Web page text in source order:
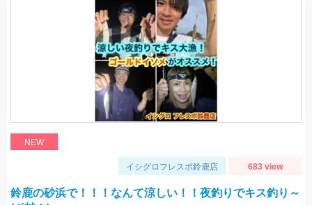
NEW
イシグロフレスポ鈴鹿店 683 view
鈴鹿の砂浜で！！！なんて涼しい！！夜釣りでキス釣り～